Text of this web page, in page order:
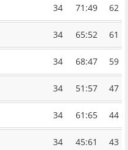
34 71:49 62
34 65:52 61
34 68:47 59
34 51:57 47
34 61:65 44
34 45:61 43